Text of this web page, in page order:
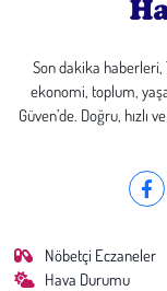
Son dakika
ekonomi, toplum,
Güven’de. Doğru, hızlı
Nöbetçi Eczaneler
Hava Durumu
Son Dakika